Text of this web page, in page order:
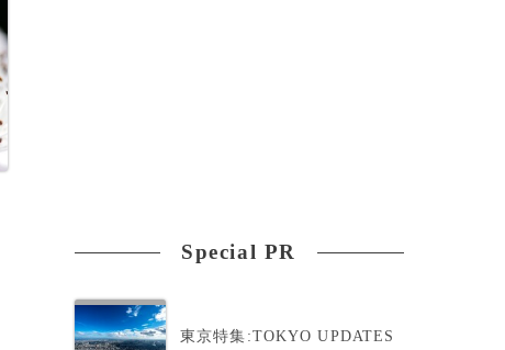
Special PR
東京特集:TOKYO UPDATES